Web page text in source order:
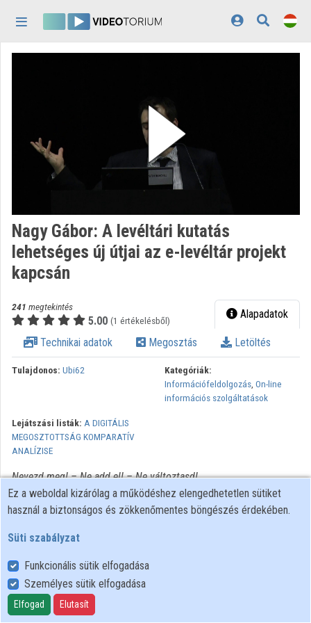
Kategóriák
Lejátszási listák
Közreműködők
Megjelenés:
Nagy Gábor: A levéltári kutatás
lehetséges új útjai az e-levéltár projekt
kapcsán
241 megtekintés
5.00 (1 értékelésből) Alapadatok
Technikai adatok Megosztás Letöltés
Tulajdonos: Ubi62
Kategóriák:
Információfeldolgozás, On-line
információs szolgáltatások
Lejátszási listák: A DIGITÁLIS
MEGOSZTOTTSÁG KOMPARATÍV
ANALÍZISE
Nevezd meg! – Ne add el! – Ne változtasd!
Felhasználói szabályzat
Adatkezelési tájékoztató
Süti szabályzat
Ez a weboldal kizárólag a működéshez elengedhetetlen sütiket
használ a biztonságos és zökkenőmentes böngészés érdekében.
Süti szabályzat
Funkcionális sütik elfogadása
Személyes sütik elfogadása
Elfogad Elutasít